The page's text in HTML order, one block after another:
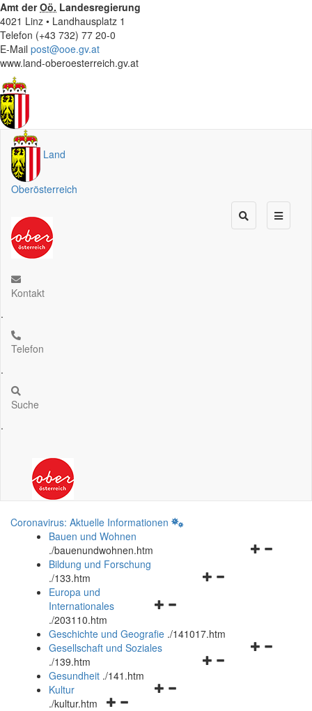
Amt derOö. Landesregierung
4021 Linz • Landhausplatz 1
Telefon (+43 732) 77 20-0
E-Mail post@ooe.gv.at
www.land-oberoesterreich.gv.at
Land
Oberösterreich
Kontakt
.
Telefon
.
Suche
.
Coronavirus: Aktuelle Informationen
Bauen und Wohnen
./bauenundwohnen.htm
Navigationsmenü
Bildung und Forschung
./133.htm
Navigationsmenü
und
schließen
Europa und
Internationales
./203110.htm
Geschichte und Geografie ./141017.htm
Navigationsmenü
Gesellschaft und Soziales
./139.htm
Navigationsmenü
Gesundheit ./141.htm
Navigationsmenü
Kultur
./kultur.htm